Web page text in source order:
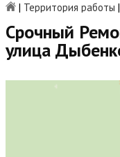
| Территория работы |
Срочный
улица